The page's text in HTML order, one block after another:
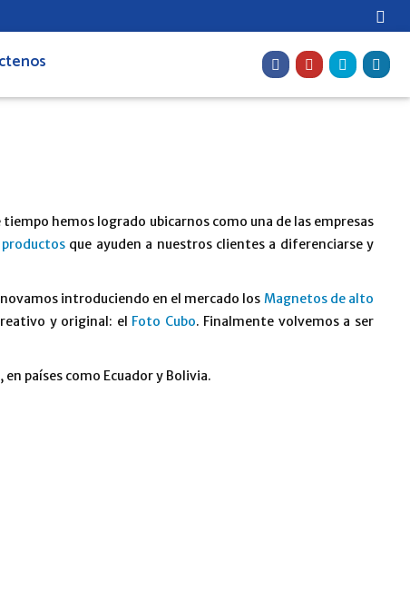
hemos logrado ubicarnos como una de las empresas
productos que ayuden a nuestros clientes a diferenciarse y
introduciendo en el mercado los Magnetos de alto
y original: el Foto Cubo. Finalmente volvemos a ser
países como Ecuador y Bolivia.